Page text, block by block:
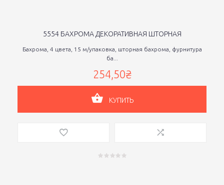
5554 БАХРОМА ДЕКОРАТИВНАЯ ШТОРНАЯ
Бахрома, 4 цвета, 15 м/упаковка, шторная бахрома, фурнитура
ба...
254,50₴
КУПИТЬ